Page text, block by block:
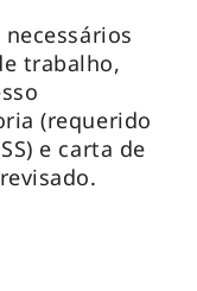
trabalho,
(requerido
e carta de